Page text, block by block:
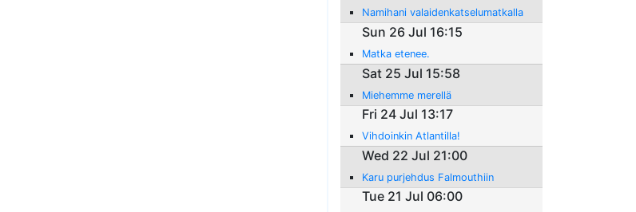
Namihani valaidenkatselumatkalla
Sun 26 Jul 16:15
Matka etenee.
Sat 25 Jul 15:58
Miehemme merellä
Fri 24 Jul 13:17
Vihdoinkin Atlantilla!
Wed 22 Jul 21:00
Karu purjehdus Falmouthiin
Tue 21 Jul 06:00